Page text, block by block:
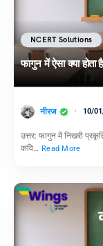
NCERT Solutions
फागुन में ऐसा क्या
नीरज 10/
उत्तर: फागुन में निखरी
कवि… Read More